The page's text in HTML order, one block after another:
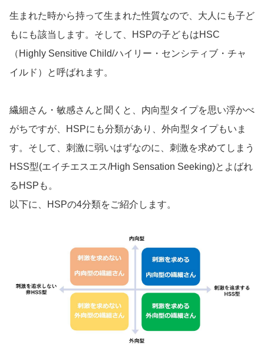
生まれた時から持って生まれた性質なので、大人にも子ど
もにも該当します。そして、HSPの子どもはHSC
（Highly Sensitive Child/ハイリー・センシティブ・チャ
イルド）と呼ばれます。
繊細さん・敏感さんと聞くと、内向型タイプを思い浮かべ
がちですが、HSPにも分類があり、外向型タイプもいま
す。そして、刺激に弱いはずなのに、刺激を求めてしまう
HSS型(エイチエスエス/High Sensation Seeking)とよばれ
るHSPも。
以下に、HSPの4分類をご紹介します。